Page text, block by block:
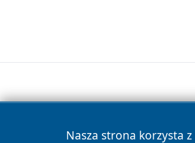
Nasza strona korzysta